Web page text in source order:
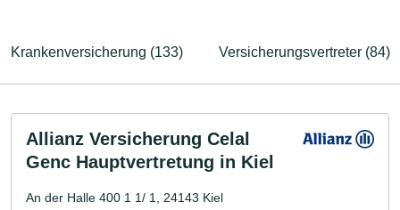
Krankenversicherung (133) Versicherungsvertreter (84)
Allianz Versicherung Celal
Genc Hauptvertretung in Kiel
An der Halle 400 1 1/ 1, 24143 Kiel